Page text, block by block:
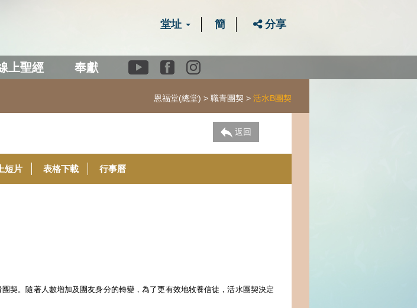
堂址 簡 分享
上聖經 奉獻
YoutubeFacebook
恩福堂(總堂) 職青團契 活水B團契
返回
短片 表格下載 行事曆
契。隨著人數增加及團友身分的轉變，為了更有效地牧養信徒，活水團契決定